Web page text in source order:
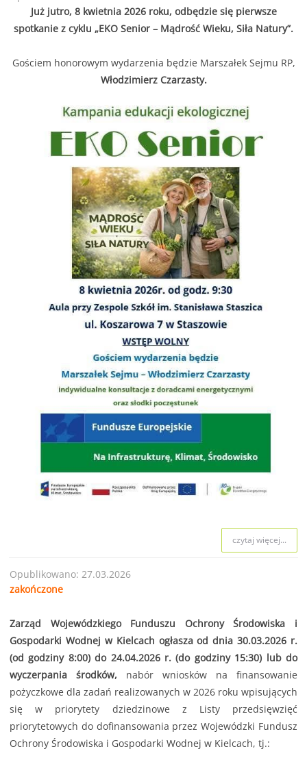
Już jutro, 8 kwietnia 2026 roku, odbędzie się pierwsze
spotkanie z cyklu „EKO Senior – Mądrość Wieku, Siła Natury”.
Gościem honorowym wydarzenia będzie Marszałek Sejmu RP,
Włodzimierz Czarzasty.
czytaj więcej...
Opublikowano: 27.03.2026
zakończone
Zarząd Wojewódzkiego Funduszu Ochrony Środowiska i
Gospodarki Wodnej w Kielcach ogłasza od dnia 30.03.2026 r.
(od godziny 8:00) do 24.04.2026 r. (do godziny 15:30) lub do
wyczerpania środków, nabór wniosków na finansowanie
pożyczkowe dla zadań realizowanych w 2026 roku wpisujących
się w priorytety dziedzinowe z Listy przedsięwzięć
priorytetowych do dofinansowania przez Wojewódzki Fundusz
Ochrony Środowiska i Gospodarki Wodnej w Kielcach, tj.: